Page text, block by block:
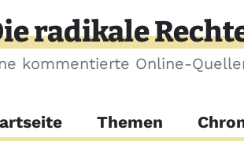
radikale
kommentierte Online-
Themen